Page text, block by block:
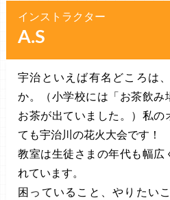
インストラクター
A.S
宇治といえば有名どころは
か。（小学校には「お茶飲み
お茶が出ていました。）私の
ても宇治川の花火大会です！
教室は生徒さまの年代も幅広
れています。
困っていること、やりたい